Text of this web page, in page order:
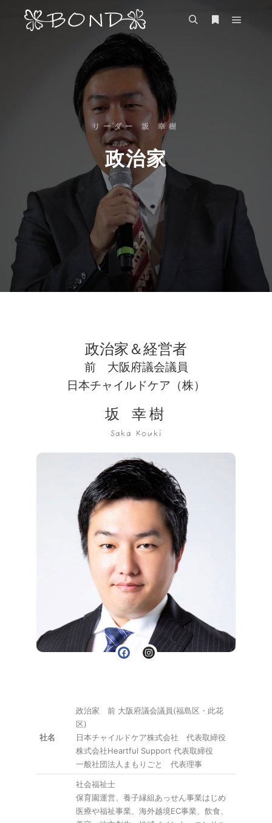
リーダー 坂 幸樹
政治家
政治家＆経営者
前 大阪府議会議員
日本チャイルドケア（株）
坂 幸樹
Saka Kouki
社名
政治家 前 大阪府議会議員(福島区・此花
区)
日本チャイルドケア株式会社 代表取締役
株式会社Heartful Support 代表取締役
一般社団法人まもりごと 代表理事
社会福祉士
保育園運営、養子縁組あっせん事業はじめ
医療や福祉事業、海外越境EC事業、飲食、